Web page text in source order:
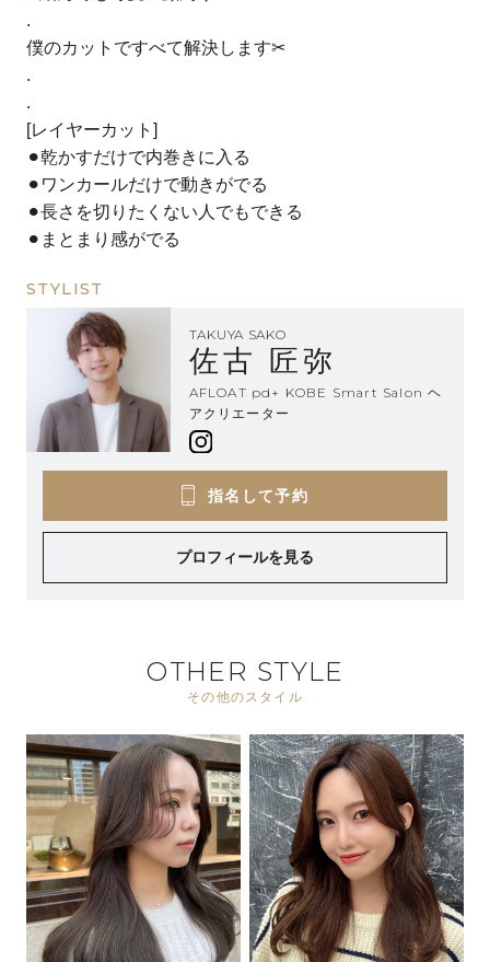
.
僕のカットですべて解決します✂︎
.
.
[レイヤーカット]
⚫︎乾かすだけで内巻きに入る
⚫︎ワンカールだけで動きがでる
⚫︎長さを切りたくない人でもできる
⚫︎まとまり感がでる
STYLIST
TAKUYA SAKO
佐古 匠弥
AFLOAT pd+ KOBE Smart Salon ヘ
アクリエーター
指名して予約
プロフィールを見る
OTHER STYLE
その他のスタイル